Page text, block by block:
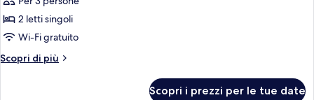
Deluxe
Twin
View
2 letti singoli
Wi-Fi gratuito
Scopri di più
Altri
Scopri i prezzi per le tue date